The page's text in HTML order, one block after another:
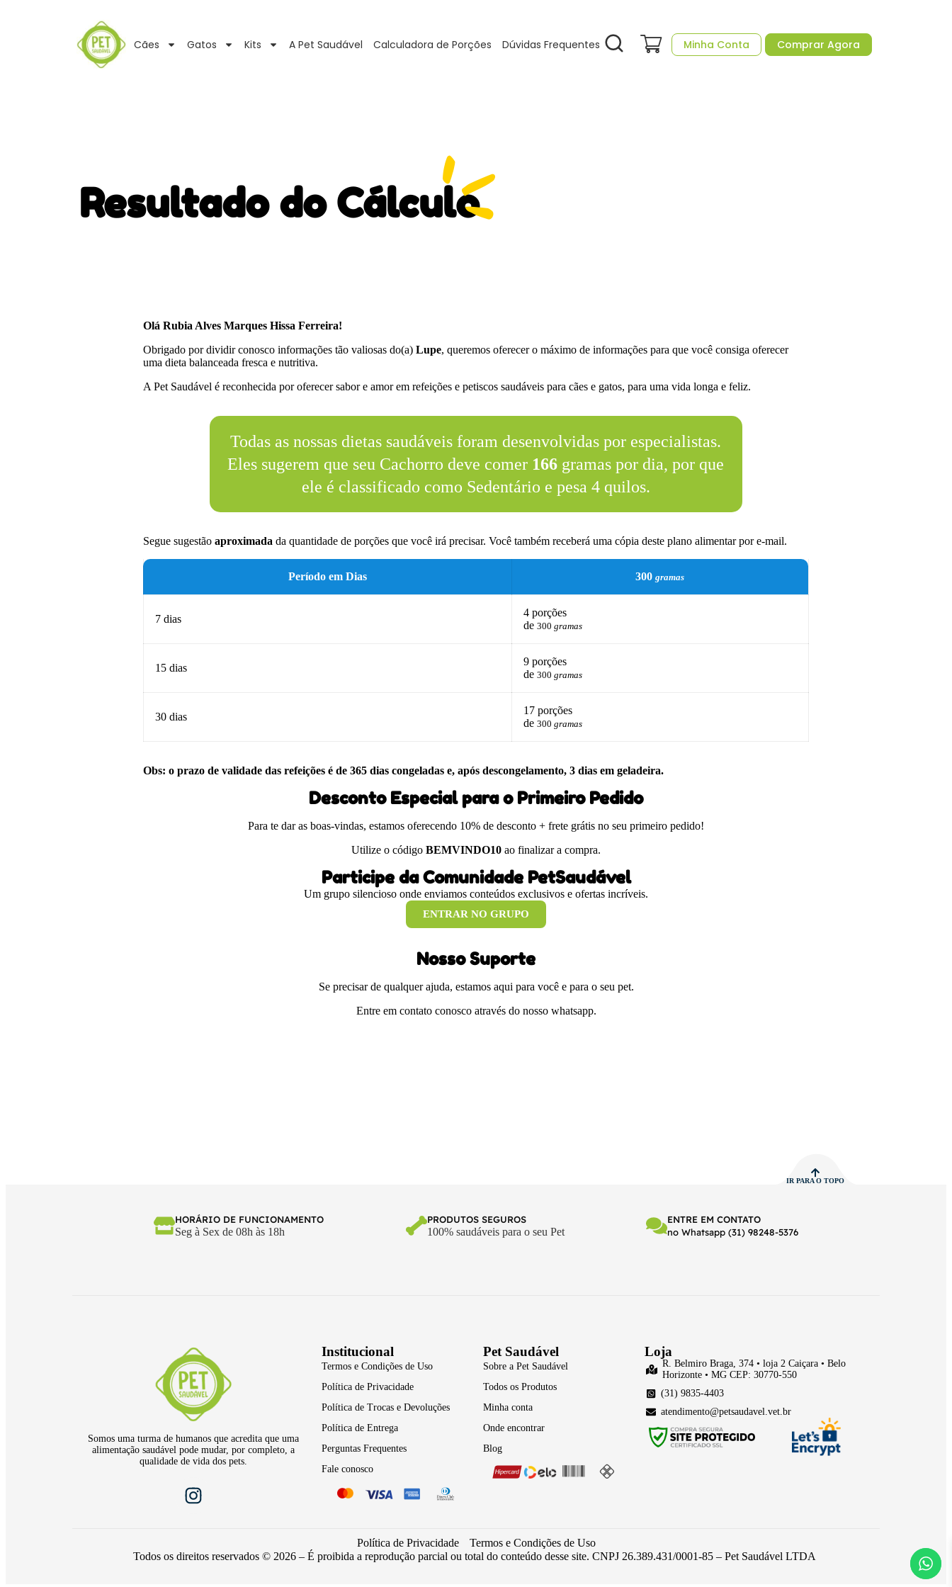
Cães Gatos Kits A Pet Saudável Calculadora de Porções Dúvidas Frequentes Minha Conta Comprar Agora
Resultado do Cálculo
Olá Rubia Alves Marques Hissa Ferreira!
Obrigado por dividir conosco informações tão valiosas do(a) Lupe, queremos oferecer o máximo de informações para que você consiga oferecer
uma dieta balanceada fresca e nutritiva.
A Pet Saudável é reconhecida por oferecer sabor e amor em refeições e petiscos saudáveis para cães e gatos, para uma vida longa e feliz.
Todas as nossas dietas saudáveis foram desenvolvidas por especialistas.
Eles sugerem que seu Cachorro deve comer 166 gramas por dia, por que
ele é classificado como Sedentário e pesa 4 quilos.
Segue sugestão aproximada da quantidade de porções que você irá precisar. Você também receberá uma cópia deste plano alimentar por e-mail.
Período em Dias 300gramas
7 dias
4 porções
de 300 gramas
15 dias
9 porções
de 300 gramas
30 dias
17 porções
de 300 gramas
Obs: o prazo de validade das refeições é de 365 dias congeladas e, após descongelamento, 3 dias em geladeira.
Desconto Especial para o Primeiro Pedido
Para te dar as boas-vindas, estamos oferecendo 10% de desconto + frete grátis no seu primeiro pedido!
Utilize o código BEMVINDO10 ao finalizar a compra.
Participe da Comunidade PetSaudável
Um grupo silencioso onde enviamos conteúdos exclusivos e ofertas incríveis.
ENTRAR NO GRUPO
Nosso Suporte
Se precisar de qualquer ajuda, estamos aqui para você e para o seu pet.
Entre em contato conosco através do nosso whatsapp.
IR PARA O TOPO
HORÁRIO DE FUNCIONAMENTO
Seg à Sex de 08h às 18h
PRODUTOS SEGUROS
100% saudáveis para o seu Pet
ENTRE EM CONTATO
no Whatsapp (31) 98248-5376
Somos uma turma de humanos que acredita que uma
alimentação saudável pode mudar, por completo, a
qualidade de vida dos pets.
Institucional
Termos e Condições de Uso
Política de Privacidade
Política de Trocas e Devoluções
Política de Entrega
Perguntas Frequentes
Fale conosco
Pet Saudável
Sobre a Pet Saudável
Todos os Produtos
Minha conta
Onde encontrar
Blog
Loja
R. Belmiro Braga, 374 • loja 2 Caiçara • Belo
Horizonte • MG CEP: 30770-550
(31) 9835-4403
atendimento@petsaudavel.vet.br
Política de Privacidade
Termos e Condições de Uso
Todos os direitos reservados © 2026 – É proibida a reprodução parcial ou total do conteúdo desse site. CNPJ 26.389.431/0001-85 – Pet Saudável LTDA